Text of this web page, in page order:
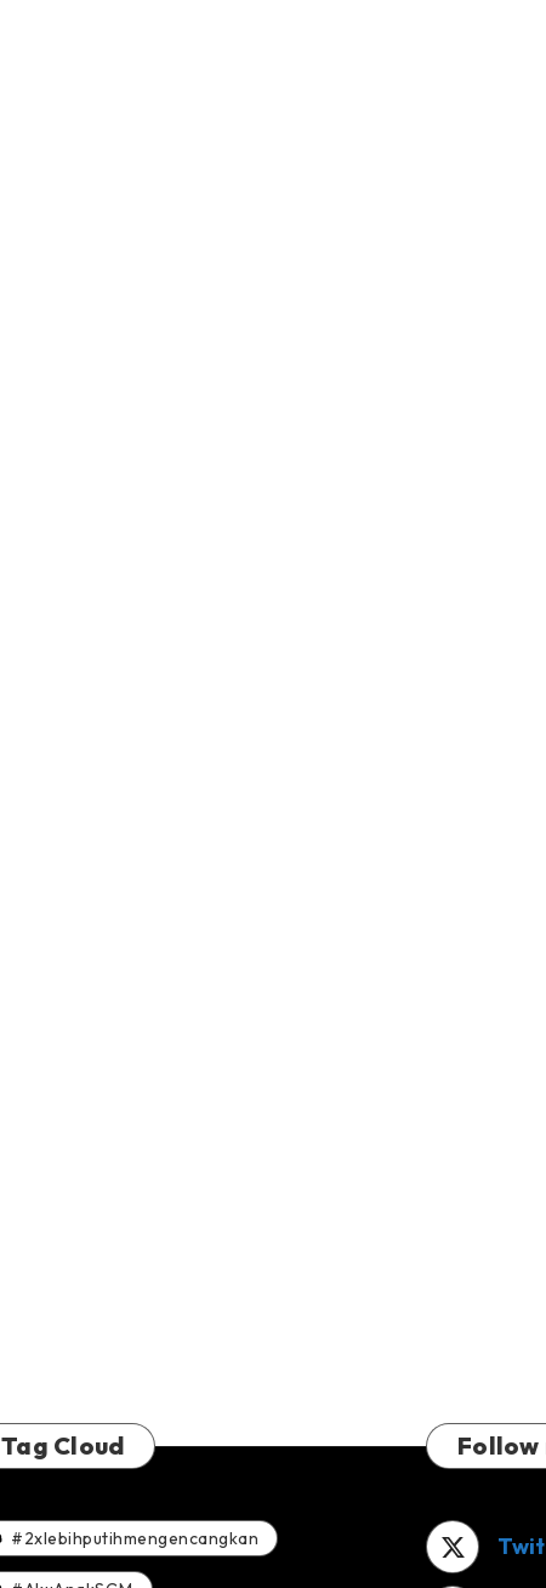
Tag Cloud
#2xlebihputihmengencangkan
Follow